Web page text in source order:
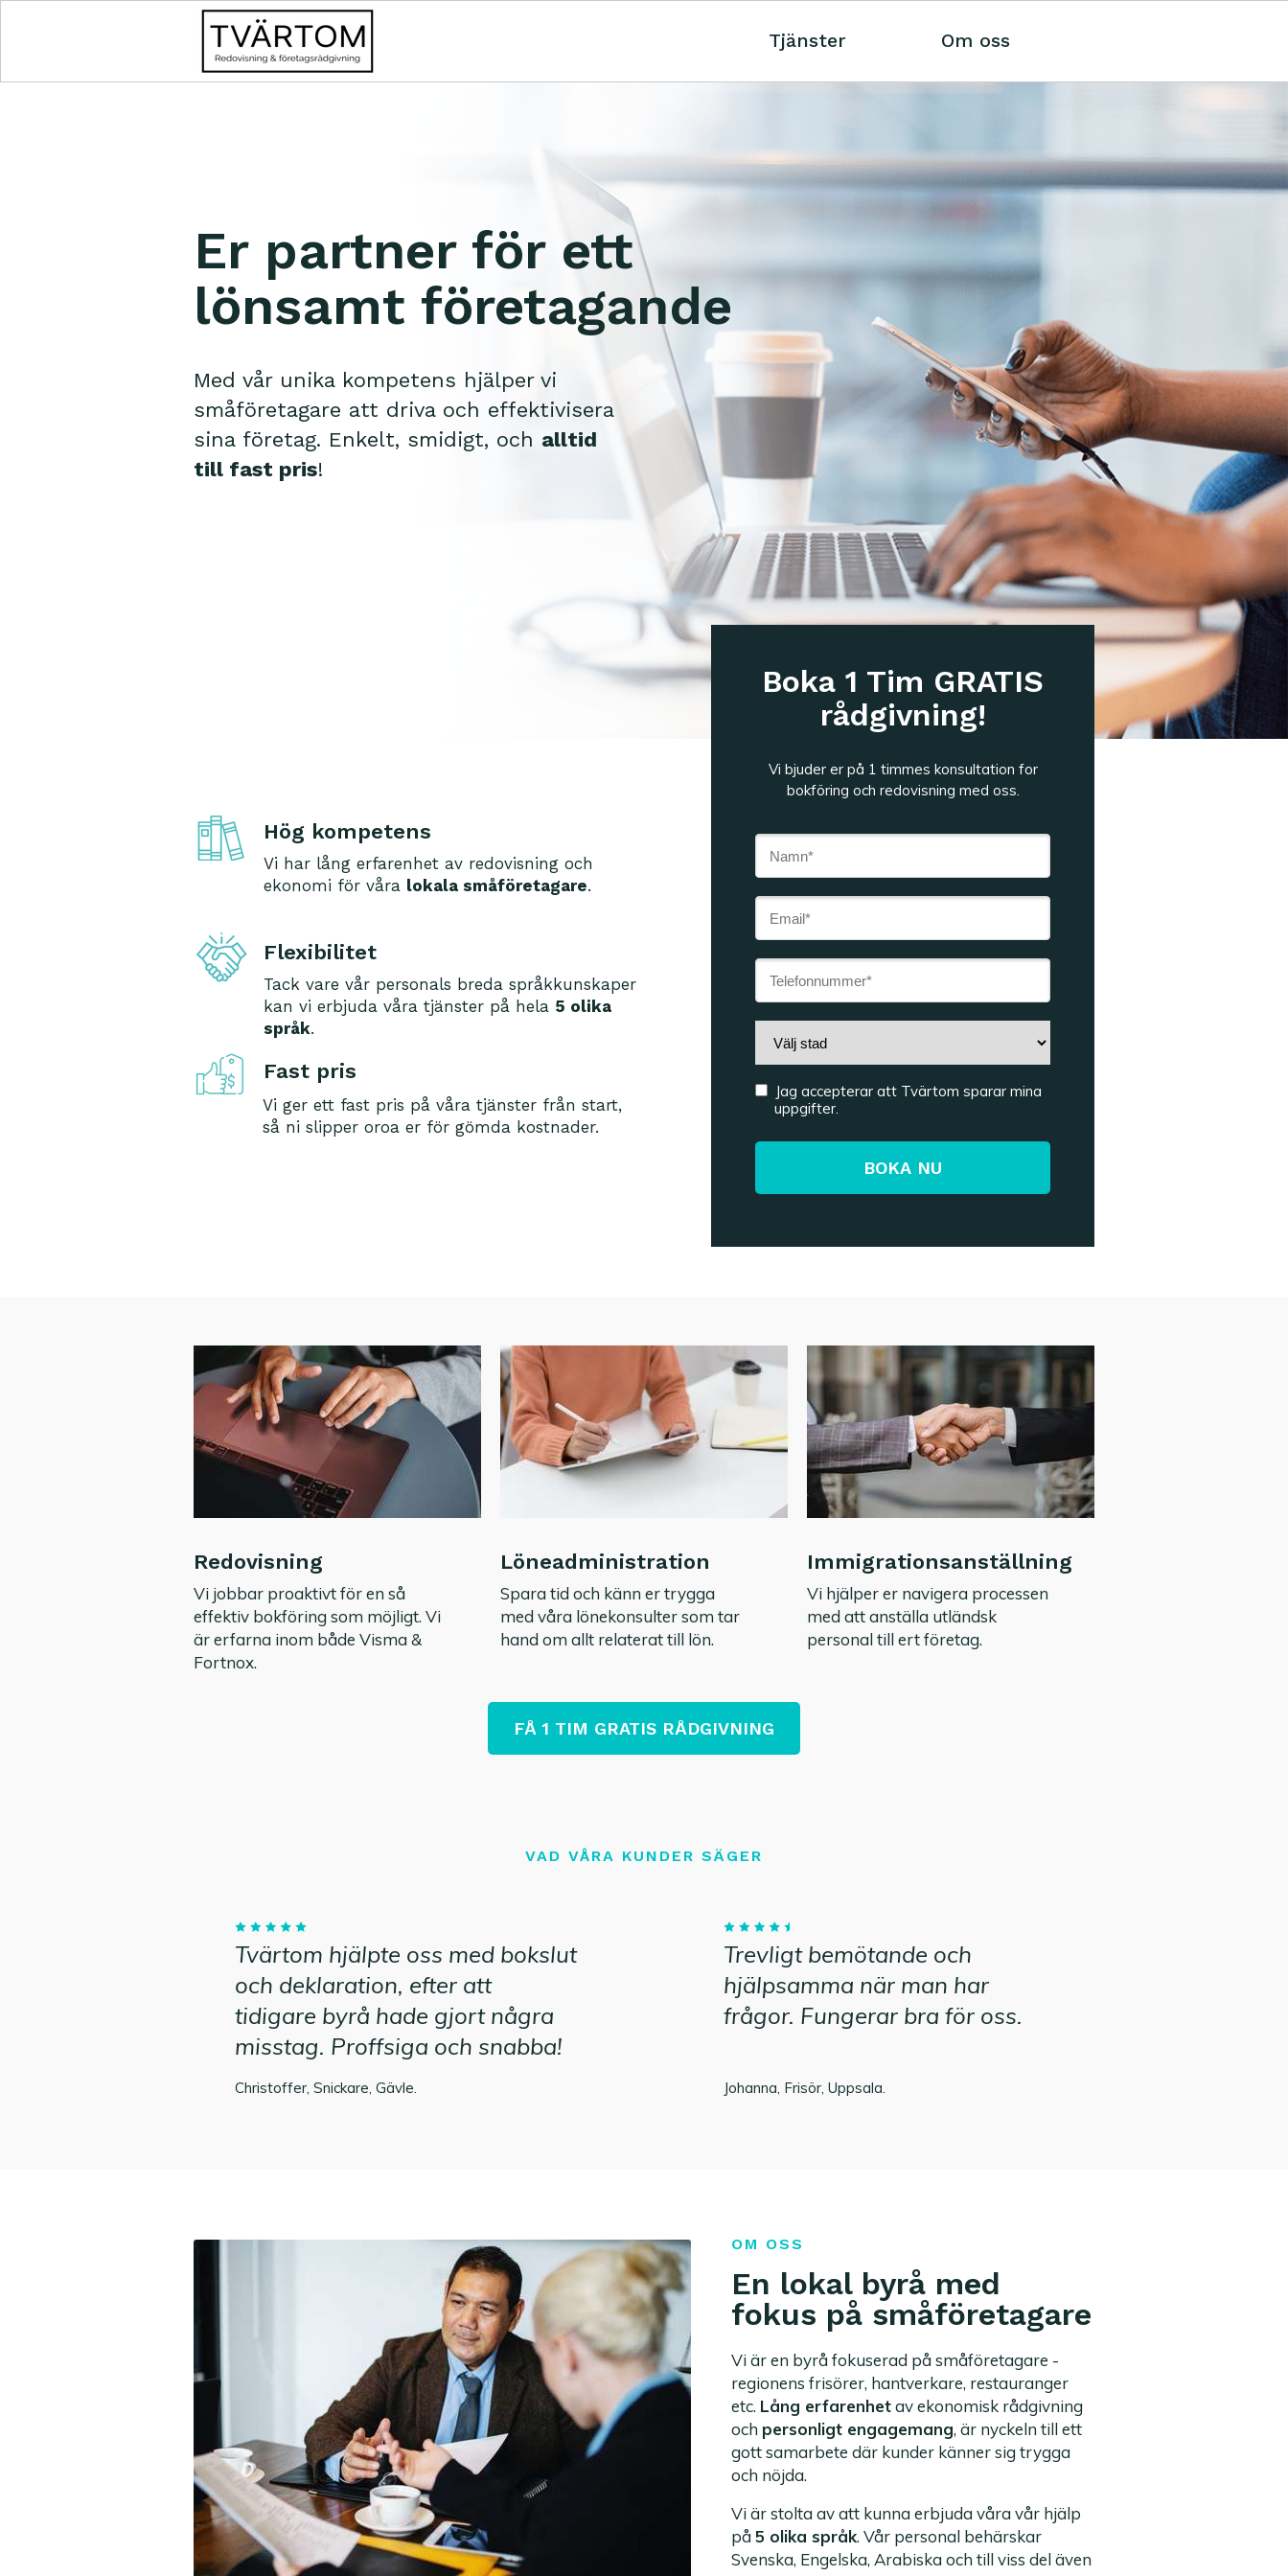
Vi är en byrå fokuserad på småföretagare -
regionens frisörer, hantverkare, restauranger
etc. Lång erfarenhetav ekonomisk rådgivning
och personligt engagemang, är nyckeln till ett
gott samarbete där kunder känner sig trygga
och nöjda.
Vi är stolta av att kunna erbjuda våra vår hjälp
på 5 olika språk. Vår personal behärskar
Svenska, Engelska, Arabiska och till viss del även
En lokal byrå med
fokus på småföretagare
OM OSS
Vi jobbar proaktivt för en så
effektiv bokföring som möjligt. Vi
är erfarna inom både Visma &
Fortnox.
Redovisning
Spara tid och känn er trygga
med våra lönekonsulter som tar
hand om allt relaterat till lön.
Löneadministration
Vi hjälper er navigera processen
med att anställa utländsk
personal till ert företag.
Immigrationsanställning
Tvärtom hjälpte oss med bokslut
och deklaration, efter att
tidigare byrå hade gjort några
misstag. Proffsiga och snabba!
Trevligt bemötande och
hjälpsamma när man har
frågor. Fungerar bra för oss.
VAD VÅRA KUNDER SÄGER
Hög kompetens
Vi bjuder er på 1 timmes konsultation for
bokföring och redovisning med oss.
Boka 1 Tim GRATIS
rådgivning!
Jag accepterar att Tvärtom sparar mina
uppgifter.
BOKA NU
Vi har lång erfarenhet av redovisning och
ekonomi för våra lokala småföretagare.
Tack vare vår personals breda språkkunskaper
kan vi erbjuda våra tjänster på hela 5 olika
språk.
Vi ger ett fast pris på våra tjänster från start,
så ni slipper oroa er för gömda kostnader.
Flexibilitet
Fast pris
Med vår unika kompetens hjälper vi
småföretagare att driva och effektivisera
sina företag. Enkelt, smidigt, och alltid
till fast pris!
Christoffer, Snickare, Gävle. Johanna, Frisör, Uppsala.
FÅ 1 TIM GRATIS RÅDGIVNING
Om oss
Tjänster
Er partner för ett
lönsamt företagande